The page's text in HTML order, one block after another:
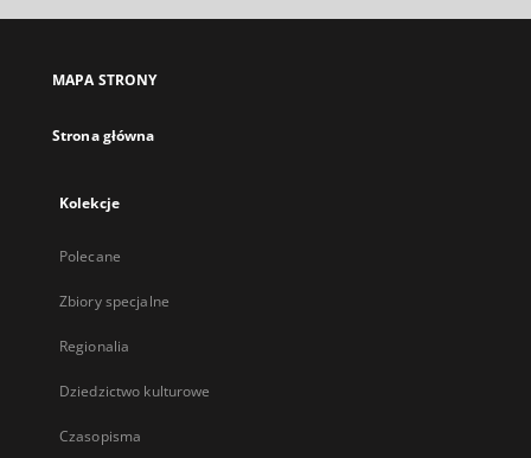
MAPA STRONY
Strona główna
Kolekcje
Polecane
Zbiory specjalne
Regionalia
Dziedzictwo kulturowe
Czasopisma